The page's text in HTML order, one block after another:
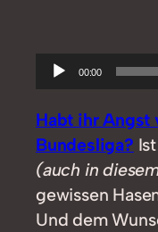
Audio-
Player
00:00
Habt ihr Angst
Bundesliga?
(auch in
gewissen
Und dem